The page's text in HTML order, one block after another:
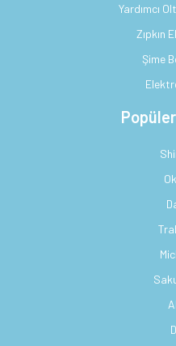
Yardımcı
Zıpkın
Şime